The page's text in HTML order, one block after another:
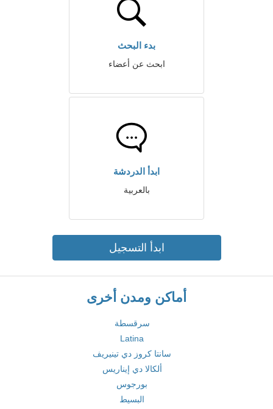
بدء البحث
ابحث عن أعضاء
ابدأ الدردشة
بالعربية
ابدأ التسجيل
أماكن ومدن أخرى
سرقسطة
Latina
سانتا كروز دي تينيريف
ألكالا دي إيناريس
بورجوس
البسيط